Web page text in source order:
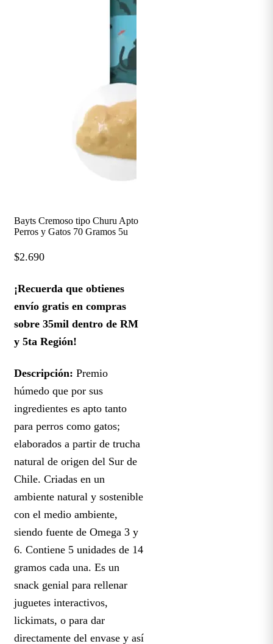
Bayts Cremoso tipo Churu Apto
Perros y Gatos 70 Gramos 5u
$2.690
¡Recuerda que obtienes
envío gratis en compras
sobre 35mil dentro de RM
y 5ta Región!
Descripción: Premio
húmedo que por sus
ingredientes es apto tanto
para perros como gatos;
elaborados a partir de trucha
natural de origen del Sur de
Chile. Criadas en un
ambiente natural y sostenible
con el medio ambiente,
siendo fuente de Omega 3 y
6. Contiene 5 unidades de 14
gramos cada una. Es un
snack genial para rellenar
juguetes interactivos,
lickimats, o para dar
directamente del envase y así